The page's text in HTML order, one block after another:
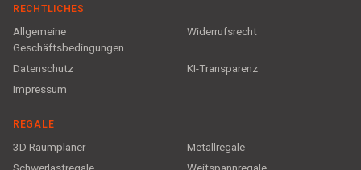
RECHTLICHES
Allgemeine
Geschäftsbedingungen
Widerrufsrecht
Datenschutz
KI-Transparenz
Impressum
REGALE
3D Raumplaner
Metallregale